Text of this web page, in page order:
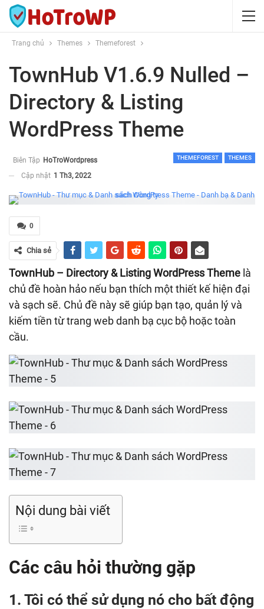
Trang chủ Themes Themeforest
TownHub V1.6.9 Nulled –
Directory & Listing
WordPress Theme
THEMEFOREST THEMES
Biên Tập HoTroWordpress
Cập nhật 1 Th3, 2022
0
Chia sẻ
TownHub – Directory & Listing WordPress Theme là
chủ đề hoàn hảo nếu bạn thích một thiết kế hiện đại
và sạch sẽ. Chủ đề này sẽ giúp bạn tạo, quản lý và
kiếm tiền từ trang web danh bạ cục bộ hoặc toàn
cầu.
Nội dung bài viết
Các câu hỏi thường gặp
1. Tôi có thể sử dụng nó cho bất động